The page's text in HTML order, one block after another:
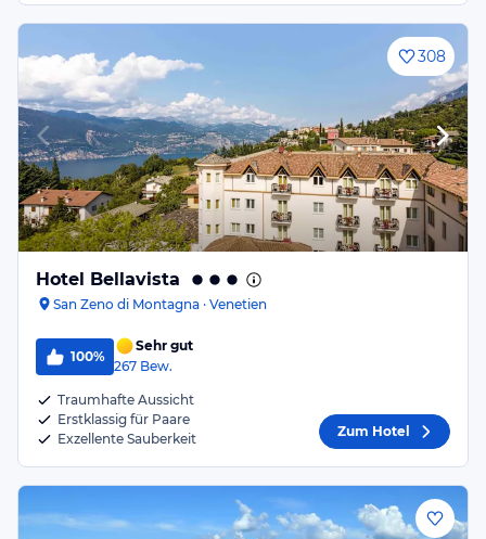
308
Hotel Bellavista
San Zeno di Montagna · Venetien
100%
Sehr gut
267 Bew.
Traumhafte Aussicht
Erstklassig für Paare
Exzellente Sauberkeit
Zum Hotel